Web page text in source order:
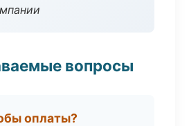
вопросы
оплаты?